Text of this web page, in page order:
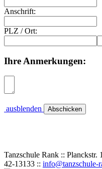
Anschrift:
PLZ /Ort:
Ihre Anmerkungen:
ausblenden
Tanzschule Rank ::
42-13133 :: info@tanzschule-